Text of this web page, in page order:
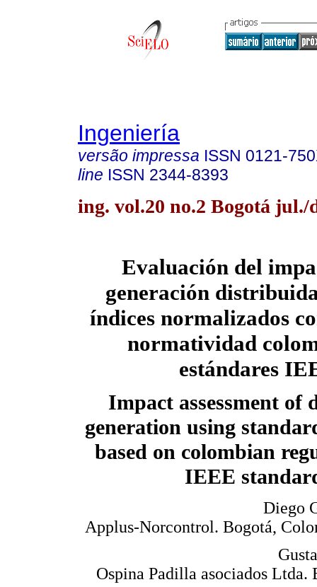
Ingeniería
versão impressa ISSN 0121-
line ISSN 2344-8393
ing. vol.20 no.2 Bogotá jul./
Evaluación del
generación
índices normalizados
normatividad
estándares
Impact assessment of
generation using
based on colombian
IEEE
Diego
Applus-Norcontrol. Bogotá,
Ospina Padilla asociados